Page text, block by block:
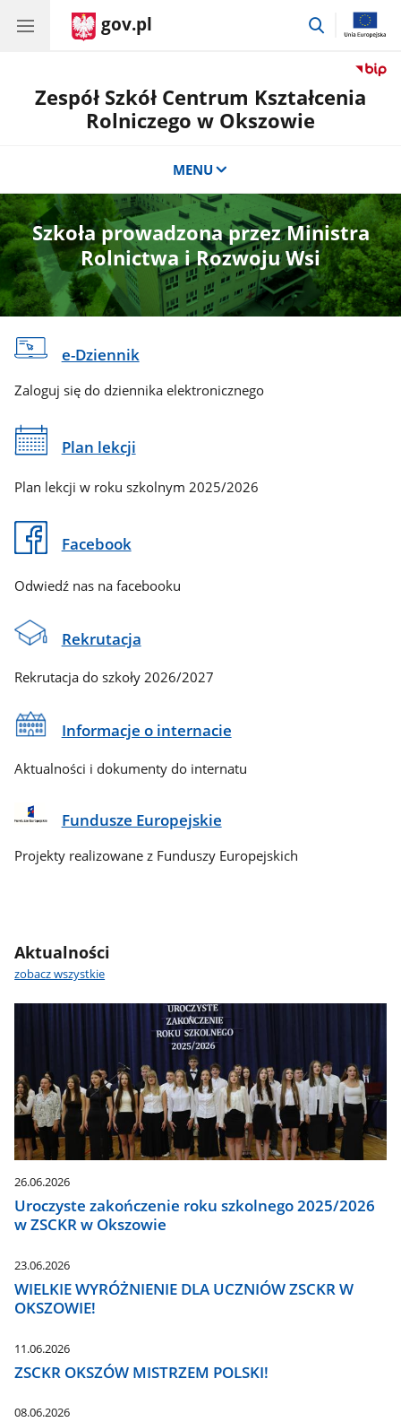
gov.pl
przejdź
Zespół Szkół Centrum Kształcenia
Rolniczego w Okszowie
MENU
Szkoła prowadzona przez Ministra
Rolnictwa i Rozwoju Wsi
e-Dziennik
Zaloguj się do dziennika elektronicznego
Plan lekcji
Plan lekcji w roku szkolnym 2025/2026
Facebook
Odwiedź nas na facebooku
Rekrutacja
Rekrutacja do szkoły 2026/2027
Informacje o internacie
Aktualności i dokumenty do internatu
Fundusze Europejskie
Projekty realizowane z Funduszy Europejskich
Aktualności
zobacz wszystkie
26.06.2026
Uroczyste zakończenie roku szkolnego 2025/2026
w ZSCKR w Okszowie
23.06.2026
WIELKIE WYRÓŻNIENIE DLA UCZNIÓW ZSCKR W
OKSZOWIE!
11.06.2026
ZSCKR OKSZÓW MISTRZEM POLSKI!
08.06.2026